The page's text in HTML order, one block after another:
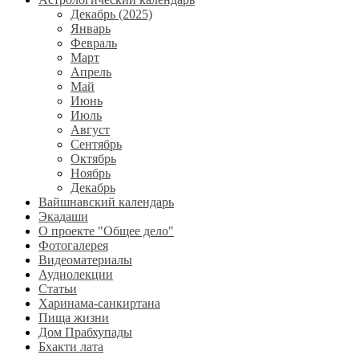
Декабрь (2025)
Январь
Февраль
Март
Апрель
Май
Июнь
Июль
Август
Сентябрь
Октябрь
Ноябрь
Декабрь
Вайшнавский календарь
Экадаши
О проекте "Общее дело"
Фотогалерея
Видеоматериалы
Аудиолекции
Статьи
Харинама-санкиртана
Пища жизни
Дом Прабхупады
Бхакти лата